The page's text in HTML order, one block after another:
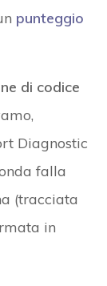
punteggio
di codice
Diagnostic
falla
(tracciata
in